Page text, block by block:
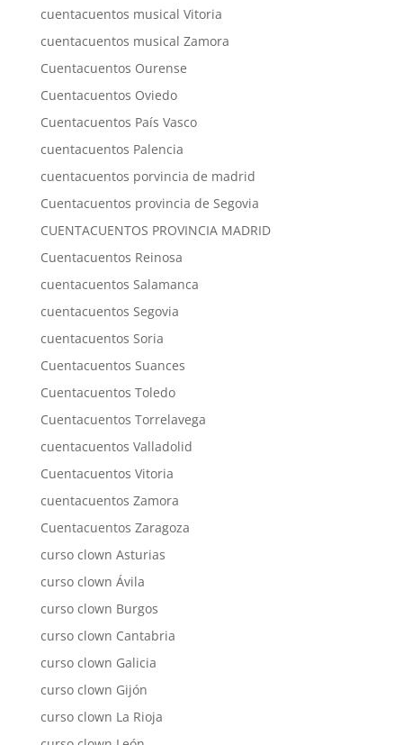
cuentacuentos musical Vitoria
cuentacuentos musical Zamora
Cuentacuentos Ourense
Cuentacuentos Oviedo
Cuentacuentos País Vasco
cuentacuentos Palencia
cuentacuentos porvincia de madrid
Cuentacuentos provincia de Segovia
CUENTACUENTOS PROVINCIA MADRID
Cuentacuentos Reinosa
cuentacuentos Salamanca
cuentacuentos Segovia
cuentacuentos Soria
Cuentacuentos Suances
Cuentacuentos Toledo
Cuentacuentos Torrelavega
cuentacuentos Valladolid
Cuentacuentos Vitoria
cuentacuentos Zamora
Cuentacuentos Zaragoza
curso clown Asturias
curso clown Ávila
curso clown Burgos
curso clown Cantabria
curso clown Galicia
curso clown Gijón
curso clown La Rioja